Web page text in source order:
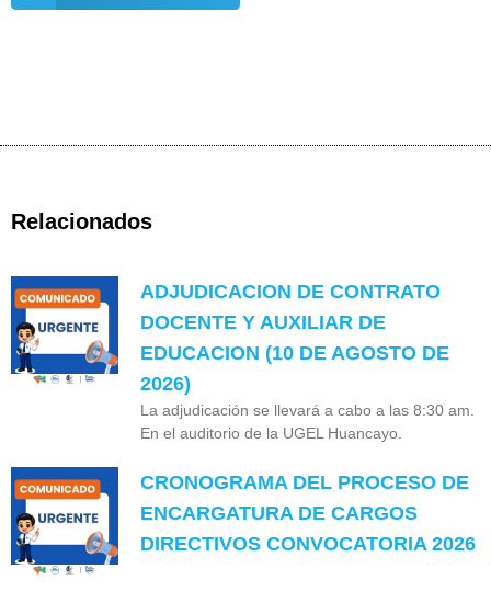
Relacionados
ADJUDICACION DE CONTRATO
DOCENTE Y AUXILIAR DE
EDUCACION (10 DE AGOSTO DE
2026)
La adjudicación se llevará a cabo a las 8:30 am.
En el auditorio de la UGEL Huancayo.
CRONOGRAMA DEL PROCESO DE
ENCARGATURA DE CARGOS
DIRECTIVOS CONVOCATORIA 2026